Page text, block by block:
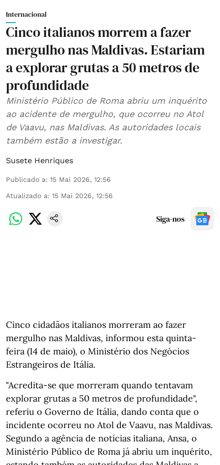
Internacional
Cinco italianos morrem a fazer
mergulho nas Maldivas. Estariam
a explorar grutas a 50 metros de
profundidade
Ministério Público de Roma abriu um inquérito
ao acidente de mergulho, que ocorreu no Atol
de Vaavu, nas Maldivas. As autoridades locais
também estão a investigar.
Susete Henriques
Publicado a: 15 Mai 2026, 12:56
Atualizado a: 15 Mai 2026, 12:56
Siga-nos
Cinco cidadãos italianos morreram ao fazer
mergulho nas Maldivas, informou esta quinta-
feira (14 de maio), o Ministério dos Negócios
Estrangeiros de Itália.
"Acredita-se que morreram quando tentavam
explorar grutas a 50 metros de profundidade",
referiu o Governo de Itália, dando conta que o
incidente ocorreu no Atol de Vaavu, nas Maldivas.
Segundo a agência de notícias italiana, Ansa, o
Ministério Público de Roma já abriu um inquérito,